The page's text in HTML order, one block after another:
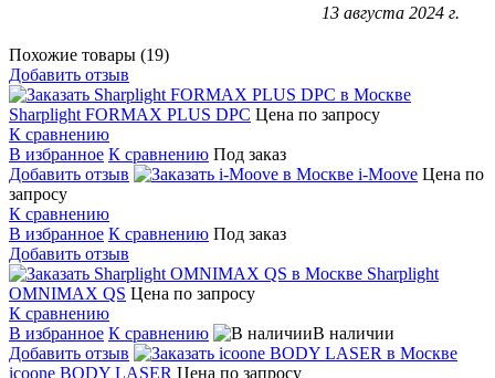
13 августа 2024 г.
Похожие товары (19)
Добавить отзыв
Sharplight FORMAX PLUS DPC Цена по запросу
К сравнению
В избранное К сравнению Под заказ
Добавить отзыв
i-Moove Цена по
запросу
К сравнению
В избранное К сравнению Под заказ
Добавить отзыв
Sharplight
OMNIMAX QS Цена по запросу
К сравнению
В избранное К сравнению
В наличии
Добавить отзыв
icoone BODY LASER Цена по запросу